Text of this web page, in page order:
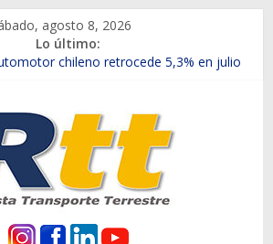
agosto 8, 2026
Lo último:
internacional en lanzar la nueva
electrificados de Chevrolet en el Biobío
con nuevas sucursales en Rancagua y
presentó la recién estrenada Bolden en
2026